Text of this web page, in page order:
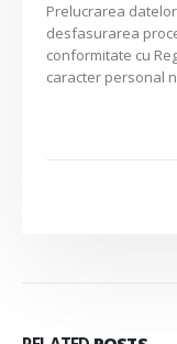
Prelucrarea
desfasurarea
conformitate cu
caracter personal